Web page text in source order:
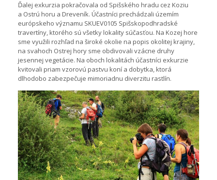
Ďalej exkurzia pokračovala od Spišského hradu cez Koziu
a Ostrú horu a Dreveník. Účastníci prechádzali územím
európskeho významu SKUEV0105 Spišskopodhradské
travertíny, ktorého sú všetky lokality súčasťou. Na Kozej hore
sme využili rozhľad na široké okolie na popis okolitej krajiny,
na svahoch Ostrej hory sme obdivovali vzácne druhy
jesennej vegetácie. Na oboch lokalitách účastníci exkurzie
kvitovali priam vzorovú pastvu koní a dobytka, ktorá
dlhodobo zabezpečuje mimoriadnu diverzitu rastlín.